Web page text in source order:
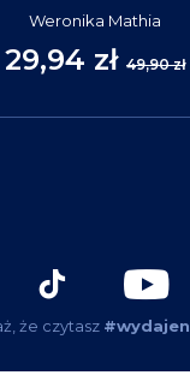
Weronika Mathia
29,94 zł 49,90 zł
że czytasz